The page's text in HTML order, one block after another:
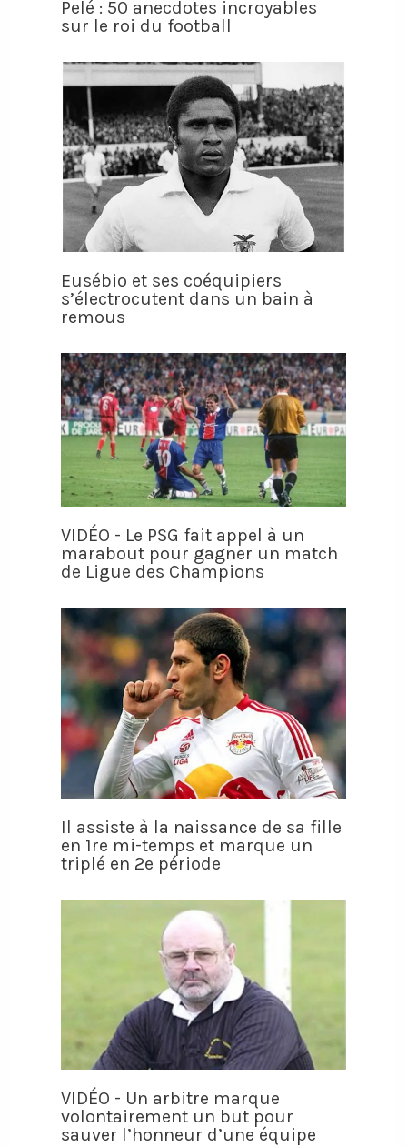
Pelé : 50 anecdotes incroyables
sur le roi du football
Eusébio et ses coéquipiers
s’électrocutent dans un bain à
remous
VIDÉO - Le PSG fait appel à un
marabout pour gagner un match
de Ligue des Champions
Il assiste à la naissance de sa fille
en 1re mi-temps et marque un
triplé en 2e période
VIDÉO - Un arbitre marque
volontairement un but pour
sauver l’honneur d’une équipe